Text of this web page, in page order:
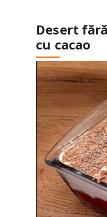
Desert
cu cacao